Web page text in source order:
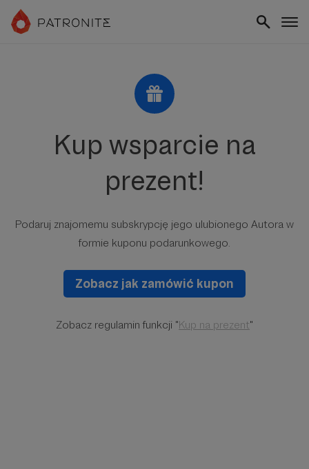
Kup wsparcie na
prezent!
Podaruj znajomemu subskrypcję jego ulubionego Autora w
formie kuponu podarunkowego.
Zobacz jak zamówić kupon
Zobacz regulamin funkcji "Kup na prezent"